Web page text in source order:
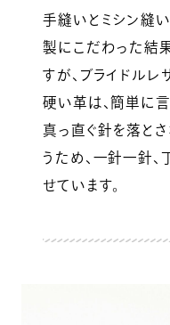
手縫いとミシン縫
製にこだわった結果
すが、ブライドル
硬い革は、簡単に
真っ直ぐ針を落と
うため、一針一針、
せています。